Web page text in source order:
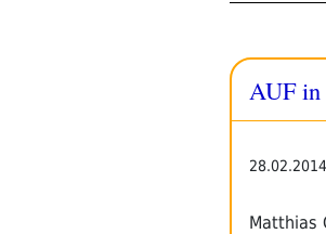
AUF in
28.02.2014
Matthias